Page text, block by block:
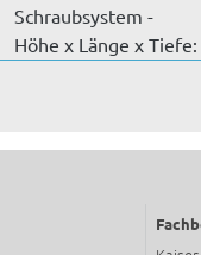
Schraubsystem -
Höhe x Länge x Tiefe: